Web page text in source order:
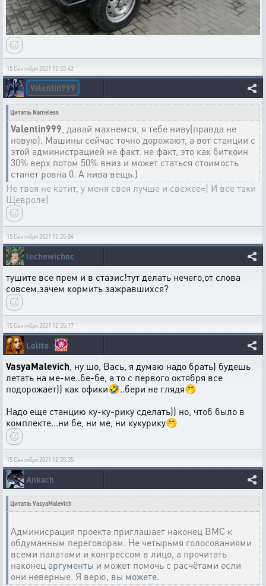
15 Сентября 2021 12:33:42
Valentin999
Цитата: Nameless
Valentin999 , давай махнемся, я тебе ниву(правда не
новую). Машины сейчас точно дорожают, а вот станции с
этой администрацией не факт. не факт, это как биткоин
30% верх потом 50% вниз и может статься стоимость
станет ровна 0. А нива вещь.)
Не твоя не катит, у меня своя лучше и свежее=) И все таки
Щевроле)
15 Сентября 2021 12:35:04
lechewichoc
тушите все прем и в стазис!тут делать нечего,от слова
совсем.зачем кормить зажравшихся?
15 Сентября 2021 12:35:17
Lolita
VasyaMalevich , ну шо, Вась, я думаю надо брать) будешь
летать на ме-ме..бе-бе, а то с первого октября все
подорожает)) как офики🤣..бери не глядя🤭
Надо еще станцию ку-ку-рику сделать)) но, чтоб было в
комплекте...ни бе, ни ме, ни кукурику🤭
15 Сентября 2021 12:35:35
Ankach
Цитата: VasyaMalevich
Админисрация проекта приглашает наконец ВМС к
обдуманным переговорам. Не четырьмя голосованиями
всеми палатами и конгрессом в лицо, а прочитать
наконец аргументы и может помочь с расчётами если
они неверные. Я верю, вы можете.